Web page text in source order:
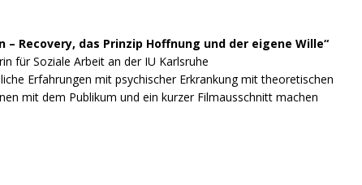
powered by
Recovery, das Prinzip Hoffnung und der eigene Wille“
für Soziale Arbeit an der IU Karlsruhe
Erfahrungen mit psychischer Erkrankung mit theoretischen
mit dem Publikum und ein kurzer Filmausschnitt machen